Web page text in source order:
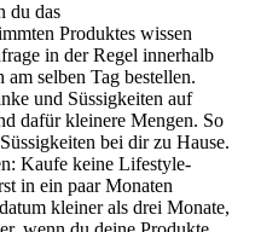
du das
Produktes wissen
in der Regel innerhalb
selben Tag bestellen.
und Süssigkeiten auf
dafür kleinere Mengen. So
bei dir zu Hause.
Kaufe keine Lifestyle-
in ein paar Monaten
kleiner als drei Monate,